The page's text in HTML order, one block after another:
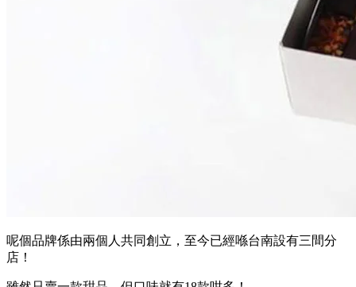
呢個品牌係由兩個人共同創立，至今已經喺台南設有三間分
店！